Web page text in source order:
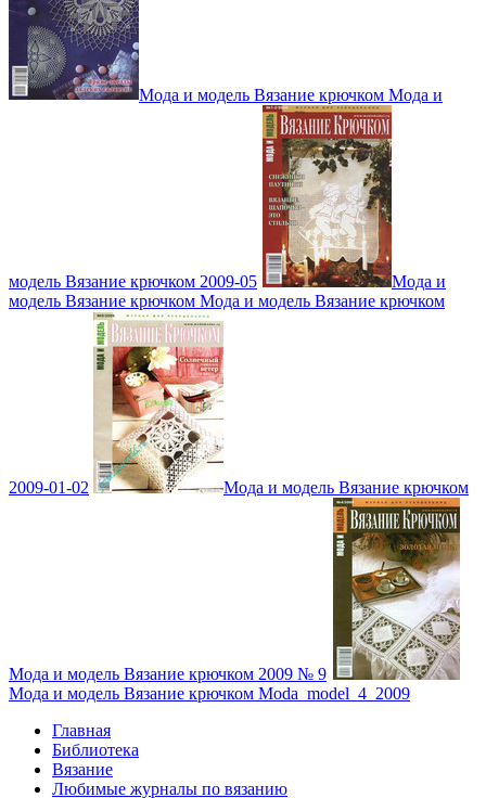
Мода и модель Вязание крючком Мода и
модель Вязание крючком 2009-05
Мода и
модель Вязание крючком Мода и модель Вязание крючком
2009-01-02 Мода и модель Вязание крючком
Мода и модель Вязание крючком 2009 № 9
Мода и модель Вязание крючком Moda_model_4_2009
Главная
Библиотека
Вязание
Любимые журналы по вязанию